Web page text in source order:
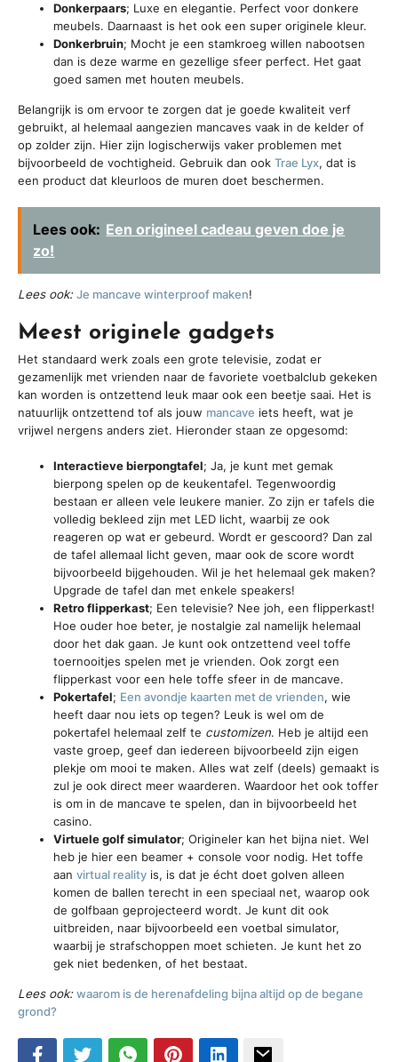
Donkerpaars; Luxe en elegantie. Perfect voor donkere
meubels. Daarnaast is het ook een super originele kleur.
Donkerbruin; Mocht je een stamkroeg willen nabootsen
dan is deze warme en gezellige sfeer perfect. Het gaat
goed samen met houten meubels.
Belangrijk is om ervoor te zorgen dat je goede kwaliteit verf
gebruikt, al helemaal aangezien mancaves vaak in de kelder of
op zolder zijn. Hier zijn logischerwijs vaker problemen met
bijvoorbeeld de vochtigheid. Gebruik dan ook Trae Lyx, dat is
een product dat kleurloos de muren doet beschermen.
Lees ook: Een origineel cadeau geven doe je
zo!
Lees ook: Je mancave winterproof maken!
Meest originele gadgets
Het standaard werk zoals een grote televisie, zodat er
gezamenlijk met vrienden naar de favoriete voetbalclub gekeken
kan worden is ontzettend leuk maar ook een beetje saai. Het is
natuurlijk ontzettend tof als jouw mancave iets heeft, wat je
vrijwel nergens anders ziet. Hieronder staan ze opgesomd:
Interactieve bierpongtafel; Ja, je kunt met gemak
bierpong spelen op de keukentafel. Tegenwoordig
bestaan er alleen vele leukere manier. Zo zijn er tafels die
volledig bekleed zijn met LED licht, waarbij ze ook
reageren op wat er gebeurd. Wordt er gescoord? Dan zal
de tafel allemaal licht geven, maar ook de score wordt
bijvoorbeeld bijgehouden. Wil je het helemaal gek maken?
Upgrade de tafel dan met enkele speakers!
Retro flipperkast; Een televisie? Nee joh, een flipperkast!
Hoe ouder hoe beter, je nostalgie zal namelijk helemaal
door het dak gaan. Je kunt ook ontzettend veel toffe
toernooitjes spelen met je vrienden. Ook zorgt een
flipperkast voor een hele toffe sfeer in de mancave.
Pokertafel; Een avondje kaarten met de vrienden, wie
heeft daar nou iets op tegen? Leuk is wel om de
pokertafel helemaal zelf te customizen. Heb je altijd een
vaste groep, geef dan iedereen bijvoorbeeld zijn eigen
plekje om mooi te maken. Alles wat zelf (deels) gemaakt is
zul je ook direct meer waarderen. Waardoor het ook toffer
is om in de mancave te spelen, dan in bijvoorbeeld het
casino.
Virtuele golf simulator; Origineler kan het bijna niet. Wel
heb je hier een beamer + console voor nodig. Het toffe
aan virtual reality is, is dat je écht doet golven alleen
komen de ballen terecht in een speciaal net, waarop ook
de golfbaan geprojecteerd wordt. Je kunt dit ook
uitbreiden, naar bijvoorbeeld een voetbal simulator,
waarbij je strafschoppen moet schieten. Je kunt het zo
gek niet bedenken, of het bestaat.
Lees ook: waarom is de herenafdeling bijna altijd op de begane
grond?